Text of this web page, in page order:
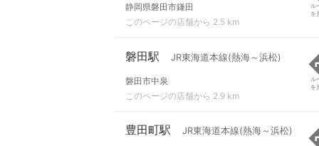
静岡県磐田市鎌田
このページの店舗から 2.5 km
ル
を
磐田駅 JR東海道本線(熱海～浜松)
磐田市中泉
このページの店舗から 2.9 km
ル
を
豊田町駅 JR東海道本線(熱海～浜松)